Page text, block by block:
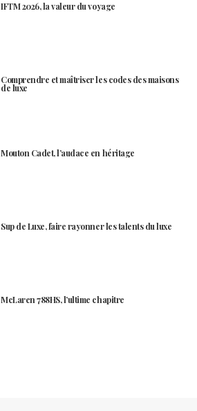
IFTM 2026, la valeur du voyage
Comprendre et maîtriser les codes des maisons
de luxe
Mouton Cadet, l’audace en héritage
Sup de Luxe, faire rayonner les talents du luxe
McLaren 788HS, l’ultime chapitre